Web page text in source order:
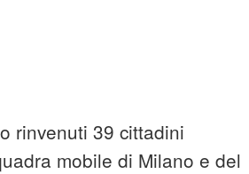
rinvenuti 39 cittadini
mobile di Milano e del